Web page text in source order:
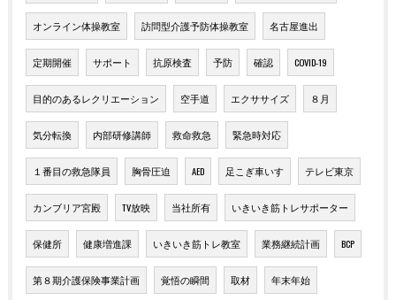
オンライン体操教室 訪問型介護予防体操教室 名古屋進出
定期開催 サポート 抗原検査 予防 確認 COVID-19
目的のあるレクリエーション 空手道 エクササイズ ８月
気分転換 内部研修講師 救命救急 緊急時対応
１番目の救急隊員 胸骨圧迫 AED 足こぎ車いす テレビ東京
カンブリア宮殿 TV放映 当社所有 いきいき筋トレサポーター
保健所 健康増進課 いきいき筋トレ教室 業務継続計画 BCP
第８期介護保険事業計画 覚悟の瞬間 取材 年末年始